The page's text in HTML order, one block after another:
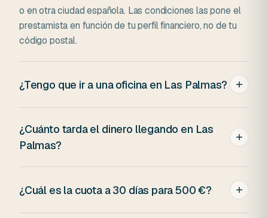
o en otra ciudad española. Las condiciones las pone el
prestamista en función de tu perfil financiero, no de tu
código postal.
¿Tengo que ir a una oficina en Las Palmas?
ingreso a tu cuenta. No tenemos oficinas en Las Palmas
ni en ninguna ciudad.
¿Cuánto tarda el dinero llegando en Las
Palmas?
suele entrar el mismo día en tu cuenta. Después de esa
¿Cuál es la cuota a 30 días para 500 €?